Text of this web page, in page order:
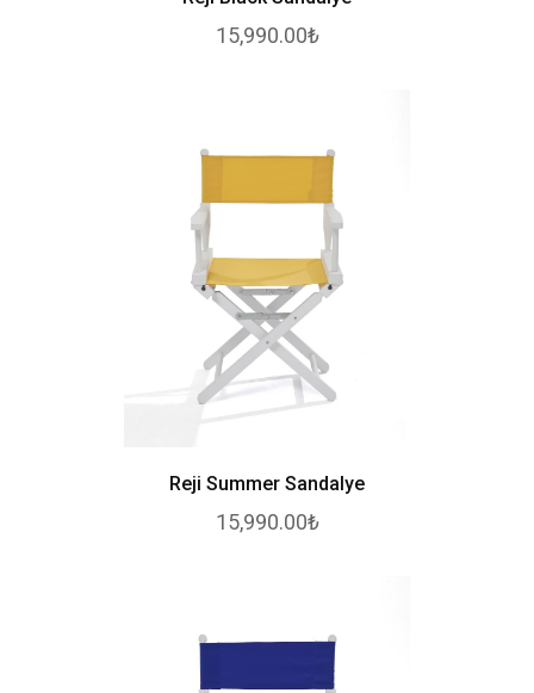
15,990.00₺
Reji Summer Sandalye
15,990.00₺